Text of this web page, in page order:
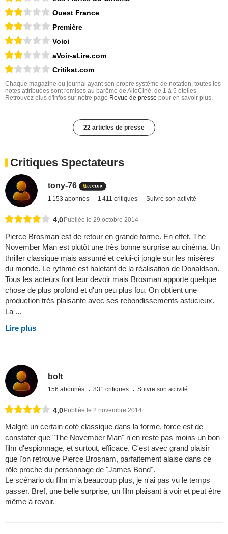
Ouest France
Première
Voici
aVoir-aLire.com
Critikat.com
Chaque magazine ou journal ayant son propre système de notation, toutes les
notes attribuées sont remises au barême de AlloCiné, de 1 à 5 étoiles.
Retrouvez plus d'infos sur notre page Revue de presse pour en savoir plus.
22 articles de presse
Critiques Spectateurs
tony-76
1 153 abonnés 1 411 critiques Suivre son activité
4,0 Publiée le 29 octobre 2014
Pierce Brosman est de retour en grande forme. En effet, The
November Man est plutôt une très bonne surprise au cinéma. Un
thriller classique mais assumé et celui-ci jongle sur les misères
du monde. Le rythme est haletant de la réalisation de Donaldson.
Tous les acteurs font leur devoir mais Brosman apporte quelque
chose de plus profond et d'un peu plus fou. On obtient une
production très plaisante avec ses rebondissements astucieux.
La ...
Lire plus
bolt
156 abonnés 831 critiques Suivre son activité
4,0 Publiée le 2 novembre 2014
Malgré un certain coté classique dans la forme, force est de
constater que "The November Man" n'en reste pas moins un bon
film d'espionnage, et surtout, efficace. C'est avec grand plaisir
que l'on retrouve Pierce Brosnam, parfaitement alaise dans ce
rôle proche du personnage de "James Bond".
Le scénario du film m'a beaucoup plus, je n'ai pas vu le temps
passer. Bref, une belle surprise, un film plaisant à voir et peut être
même à revoir.